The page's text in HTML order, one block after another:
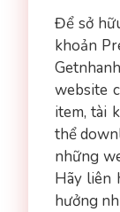
Để sở
khoản
website
item, tài
thể
những
Hãy liên
hưởng